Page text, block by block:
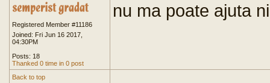
Registered Member #11186
Joined: Fri Jun 16 2017,
04:30PM
Posts: 18
Thanked 0 time in 0 post
nu ma poate ajuta
Back to top